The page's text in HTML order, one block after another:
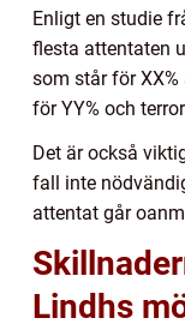
Enligt en studie
flesta attentaten
som står för
för YY% och
Det är också
fall inte
attentat går
Lindhs